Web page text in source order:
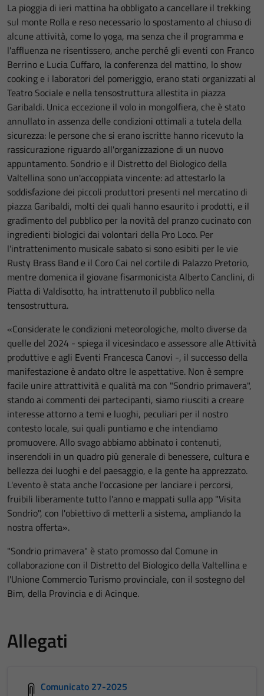
La pioggia di ieri mattina ha obbligato a cancellare il trekking
sul monte Rolla e reso necessario lo spostamento al chiuso di
alcune attività, come lo yoga, ma senza che il programma e
l'affluenza ne risentissero, anche perché gli eventi con Franco
Berrino e Lucia Cuffaro, la conferenza del mattino, lo show
cooking e i laboratori del pomeriggio, erano stati organizzati al
Teatro Sociale e nella tensostruttura allestita in piazza
Garibaldi. Unica eccezione il volo in mongolfiera, che è stato
annullato in assenza delle condizioni ottimali a tutela della
sicurezza: le persone che si erano iscritte hanno ricevuto la
rassicurazione riguardo all'organizzazione di un nuovo
appuntamento. Sondrio e il Distretto del Biologico della
Valtellina sono un'accoppiata vincente: ad attestarlo la
soddisfazione dei piccoli produttori presenti nel mercatino di
piazza Garibaldi, molti dei quali hanno esaurito i prodotti, e il
gradimento del pubblico per la novità del pranzo cucinato con
ingredienti biologici dai volontari della Pro Loco. Per
l'intrattenimento musicale sabato si sono esibiti per le vie
Rusty Brass Band e il Coro Cai nel cortile di Palazzo Pretorio,
mentre domenica il giovane fisarmonicista Alberto Canclini, di
Piatta di Valdisotto, ha intrattenuto il pubblico nella
tensostruttura.
«Considerate le condizioni meteorologiche, molto diverse da
quelle del 2024 - spiega il vicesindaco e assessore alle Attività
produttive e agli Eventi Francesca Canovi -, il successo della
manifestazione è andato oltre le aspettative. Non è sempre
facile unire attrattività e qualità ma con "Sondrio primavera",
stando ai commenti dei partecipanti, siamo riusciti a creare
interesse attorno a temi e luoghi, peculiari per il nostro
contesto locale, sui quali puntiamo e che intendiamo
promuovere. Allo svago abbiamo abbinato i contenuti,
inserendoli in un quadro più generale di benessere, cultura e
bellezza dei luoghi e del paesaggio, e la gente ha apprezzato.
L'evento è stata anche l'occasione per lanciare i percorsi,
fruibili liberamente tutto l'anno e mappati sulla app "Visita
Sondrio", con l'obiettivo di metterli a sistema, ampliando la
nostra offerta».
"Sondrio primavera" è stato promosso dal Comune in
collaborazione con il Distretto del Biologico della Valtellina e
l'Unione Commercio Turismo provinciale, con il sostegno del
Bim, della Provincia e di Acinque.
Allegati
Comunicato 27-2025